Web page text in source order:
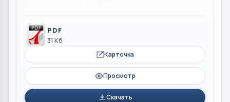
PDF
31 Кб
Карточка
Просмотр
Скачать